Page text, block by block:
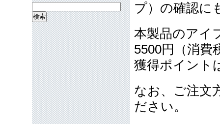
プ）の確認に
本製品のアイ
5500円（消費
獲得ポイント
なお、ご注文
ださい。
索: